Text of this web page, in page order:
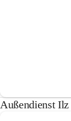
Außendienst Ilz